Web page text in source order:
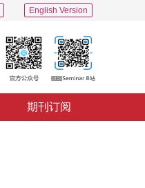
English Version
期刊订阅